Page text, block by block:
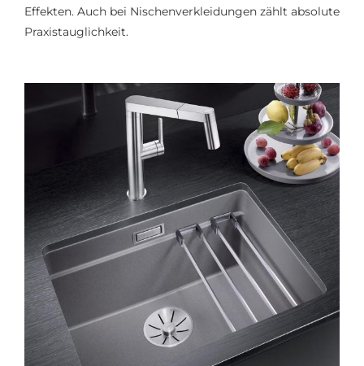
Effekten. Auch bei Nischenverkleidungen zählt absolute
Praxistauglichkeit.